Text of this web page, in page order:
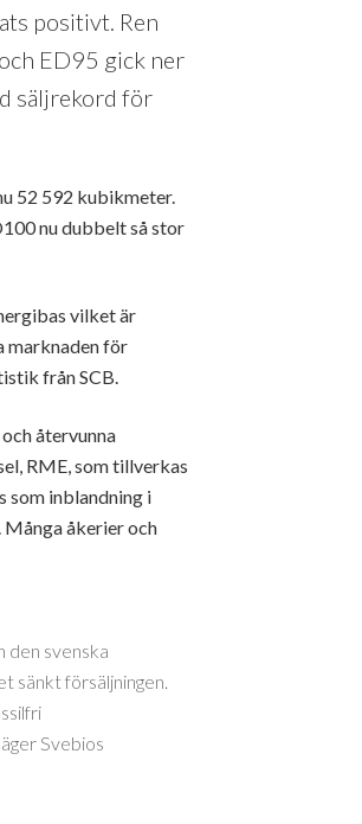
positivt. Ren
ED95 gick ner
säljrekord för
52 592 kubikmeter.
nu dubbelt så stor
vilket är
marknaden för
från SCB.
återvunna
RME, som tillverkas
som inblandning i
åkerier och
den svenska
sänkt försäljningen.
Svebios